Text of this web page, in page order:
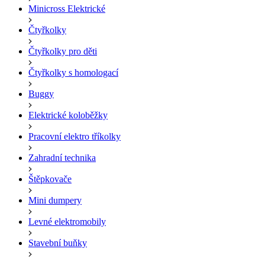
Minicross Elektrické
Čtyřkolky
Čtyřkolky pro děti
Čtyřkolky s homologací
Buggy
Elektrické koloběžky
Pracovní elektro tříkolky
Zahradní technika
Štěpkovače
Mini dumpery
Levné elektromobily
Stavební buňky